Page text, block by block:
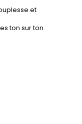
et
ton sur ton.